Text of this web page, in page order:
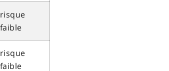
risque
faible
risque
faible